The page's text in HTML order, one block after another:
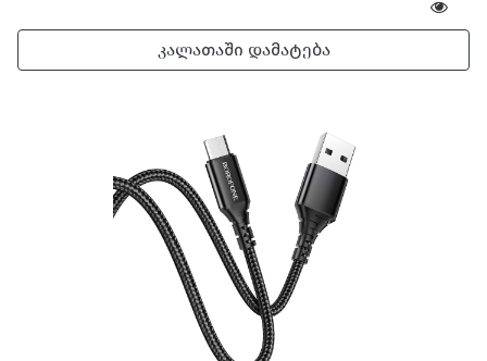
Software
Games for Mac
კალათაში დამატება